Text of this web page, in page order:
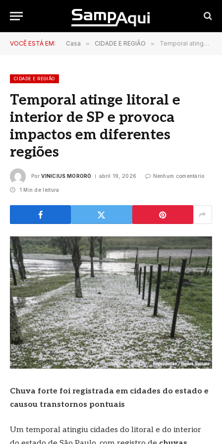
VOCÊ ESTÁ EM: Casa » CIDADE E REGIÃO » Temporal atinge litoral e interior de SP e provoca impactos em diferentes regiões
CIDADE E REGIÃO
Temporal atinge litoral e
interior de SP e provoca
impactos em diferentes
regiões
Por VINICIUS MORORÓ abril 19, 2026 Nenhum comentário
1 Min de leitura
Chuva forte foi registrada em cidades do estado e
causou transtornos pontuais
Um temporal atingiu cidades do litoral e do interior